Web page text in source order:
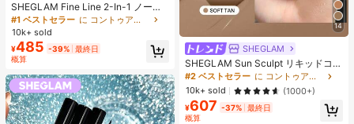
SHEGLAM Fine Line 2-In-1 ノーズ
コンター&ハイライトペン-Buff ノー
ズシャドウ シェーディング 女性と女
の子のためのブランドビューティー
コスメメイクアップ
#1 ベストセラー
に コントゥア＆ブロンザー
10k+ sold
¥485 -39% 最終日
概算
14
SHEGLAM
SHEGLAM Sun Sculpt リキッドコン
ター-Soft Tan ノーズシャドウ シェ
ーディング 女性と女の子のためのブ
ランドビューティーコスメメイクア
ップ
#2 ベストセラー
に コントゥア＆ブロンザー
10k+ sold
(1000+)
¥607 -37% 最終日
概算